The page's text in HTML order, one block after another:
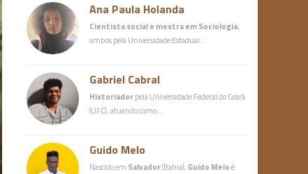
Ana Paula Holanda
Cientista social e mestra em Sociologia,
ambos pela Universidade Estadual…
Gabriel Cabral
Historiadorpela Universidade Federal do Ceará
(UFC), atuando como…
Guido Melo
Nascido em Salvador(Bahia), Guido Meloé